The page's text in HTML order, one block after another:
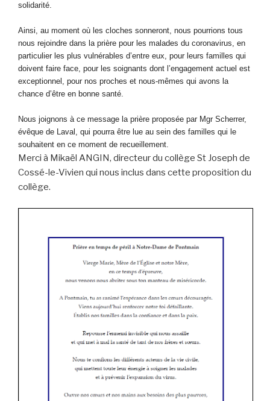
solidarité.
Ainsi, au moment où les cloches sonneront, nous pourrions tous
nous rejoindre dans la prière pour les malades du coronavirus, en
particulier les plus vulnérables d’entre eux, pour leurs familles qui
doivent faire face, pour les soignants dont l’engagement actuel est
exceptionnel, pour nos proches et nous-mêmes qui avons la
chance d’être en bonne santé.
Nous joignons à ce message la prière proposée par Mgr Scherrer,
évêque de Laval, qui pourra être lue au sein des familles qui le
souhaitent en ce moment de recueillement.
Merci à Mikaël ANGIN, directeur du collège St Joseph de
Cossé-le-Vivien qui nous inclus dans cette proposition du
collège.